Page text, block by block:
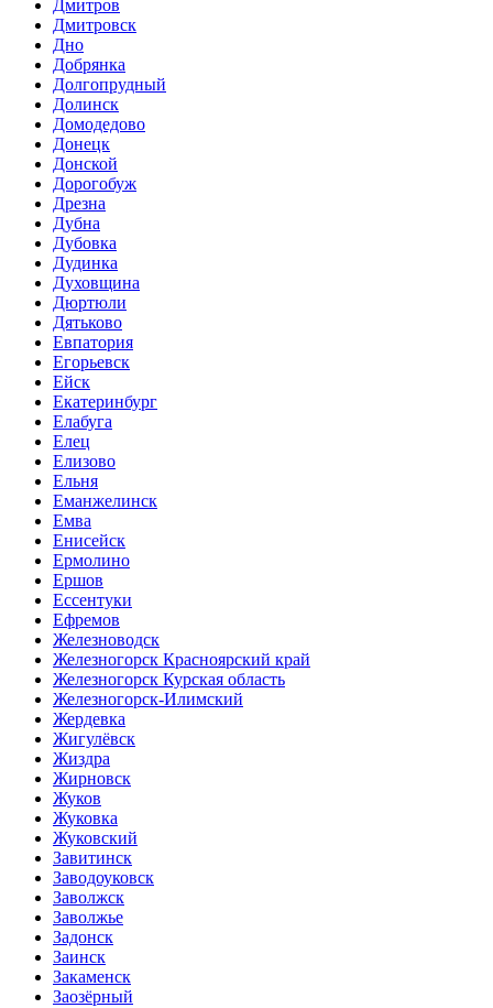
Дмитров
Дмитровск
Дно
Добрянка
Долгопрудный
Долинск
Домодедово
Донецк
Донской
Дорогобуж
Дрезна
Дубна
Дубовка
Дудинка
Духовщина
Дюртюли
Дятьково
Евпатория
Егорьевск
Ейск
Екатеринбург
Елабуга
Елец
Елизово
Ельня
Еманжелинск
Емва
Енисейск
Ермолино
Ершов
Ессентуки
Ефремов
Железноводск
Железногорск Красноярский край
Железногорск Курская область
Железногорск-Илимский
Жердевка
Жигулёвск
Жиздра
Жирновск
Жуков
Жуковка
Жуковский
Завитинск
Заводоуковск
Заволжск
Заволжье
Задонск
Заинск
Закаменск
Заозёрный